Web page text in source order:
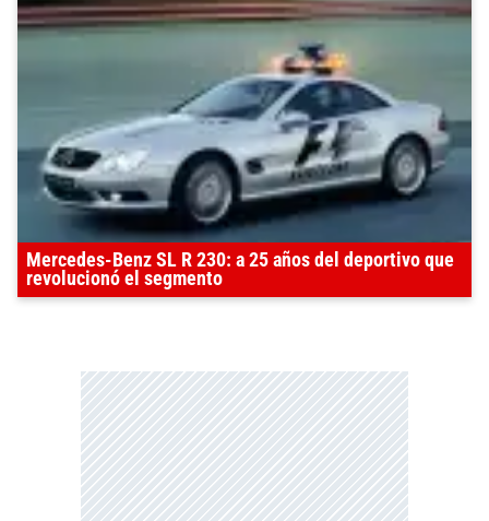
Mercedes-Benz SL R 230: a 25 años del deportivo que
revolucionó el segmento